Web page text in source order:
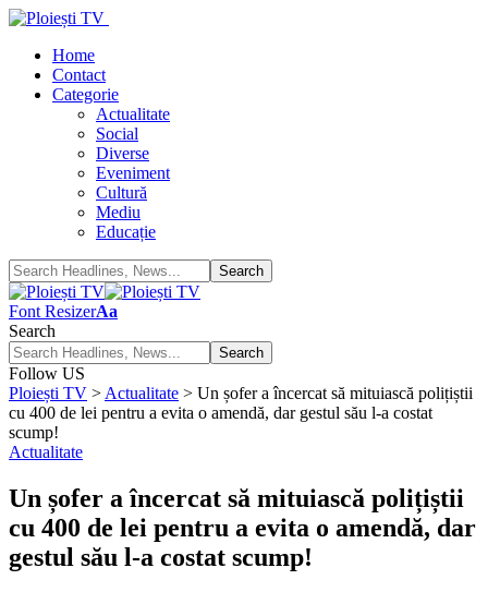
Home
Contact
Categorie
Actualitate
Social
Diverse
Eveniment
Cultură
Mediu
Educație
Font ResizerAa
Search
Follow US
Ploiești TV > Actualitate > Un șofer a încercat să mituiască polițiștii
cu 400 de lei pentru a evita o amendă, dar gestul său l-a costat
scump!
Actualitate
Un șofer a încercat să mituiască polițiștii
cu 400 de lei pentru a evita o amendă, dar
gestul său l-a costat scump!